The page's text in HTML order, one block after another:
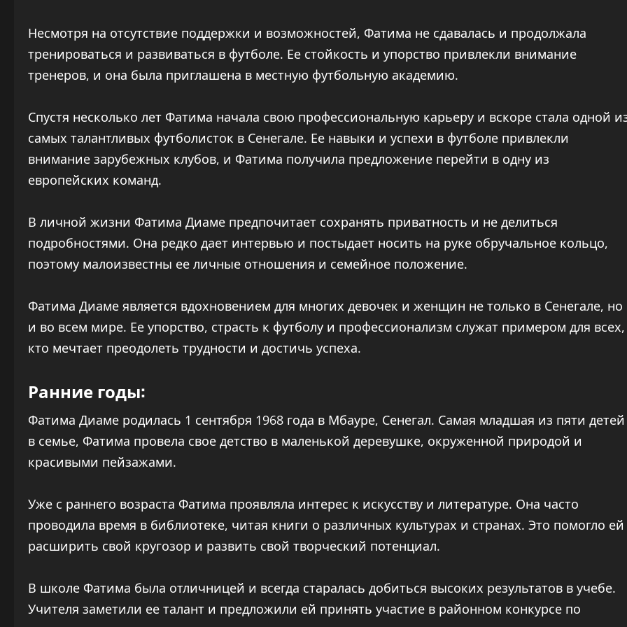
Несмотря на отсутствие поддержки и возможностей, Фатима не сдавалась и продолжала
тренироваться и развиваться в футболе. Ее стойкость и упорство привлекли внимание
тренеров, и она была приглашена в местную футбольную академию.
Спустя несколько лет Фатима начала свою профессиональную карьеру и вскоре стала одной
самых талантливых футболисток в Сенегале. Ее навыки и успехи в футболе привлекли
внимание зарубежных клубов, и Фатима получила предложение перейти в одну из
европейских команд.
В личной жизни Фатима Диаме предпочитает сохранять приватность и не делиться
подробностями. Она редко дает интервью и постыдает носить на руке обручальное кольцо,
поэтому малоизвестны ее личные отношения и семейное положение.
Фатима Диаме является вдохновением для многих девочек и женщин не только в Сенегале, но
и во всем мире. Ее упорство, страсть к футболу и профессионализм служат примером для всех,
кто мечтает преодолеть трудности и достичь успеха.
Ранние годы:
Фатима Диаме родилась 1 сентября 1968 года в Мбауре, Сенегал. Самая младшая из пяти детей
в семье, Фатима провела свое детство в маленькой деревушке, окруженной природой и
красивыми пейзажами.
Уже с раннего возраста Фатима проявляла интерес к искусству и литературе. Она часто
проводила время в библиотеке, читая книги о различных культурах и странах. Это помогло ей
расширить свой кругозор и развить свой творческий потенциал.
В школе Фатима была отличницей и всегда старалась добиться высоких результатов в учебе.
Учителя заметили ее талант и предложили ей принять участие в районном конкурсе по